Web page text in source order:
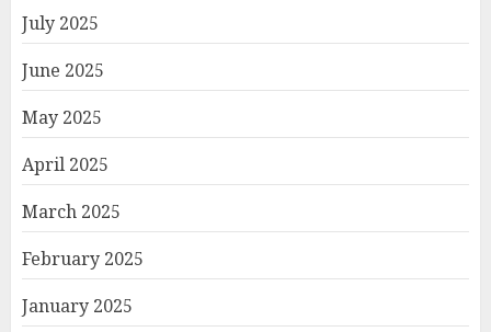
July 2025
June 2025
May 2025
April 2025
March 2025
February 2025
January 2025